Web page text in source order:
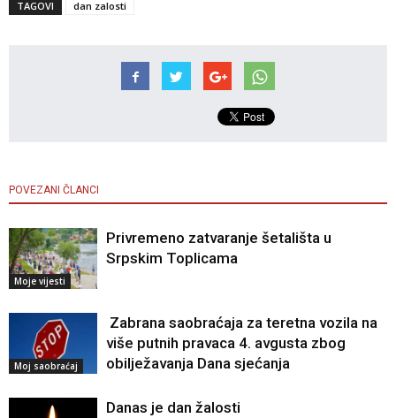
TAGOVI dan zalosti
POVEZANI ČLANCI
Moje vijesti
Privremeno zatvaranje šetališta u
Srpskim Toplicama
Moj saobraćaj
Zabrana saobraćaja za teretna vozila na
više putnih pravaca 4. avgusta zbog
obilježavanja Dana sjećanja
Danas je dan žalosti